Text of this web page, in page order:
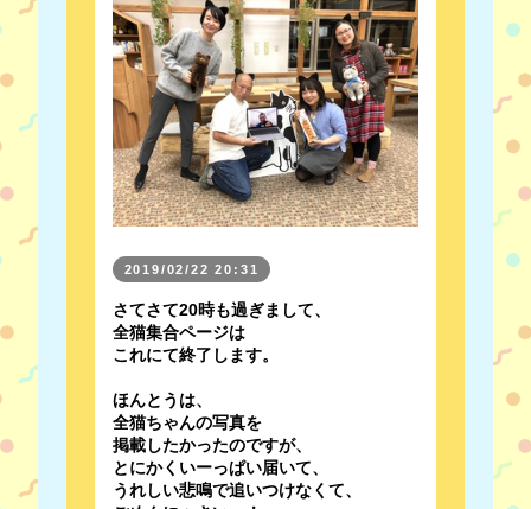
2019/02/22 20:31
さてさて20時も過ぎまして、
全猫集合ページは
これにて終了します。
ほんとうは、
全猫ちゃんの写真を
掲載したかったのですが、
とにかくいーっぱい届いて、
うれしい悲鳴で追いつけなくて、